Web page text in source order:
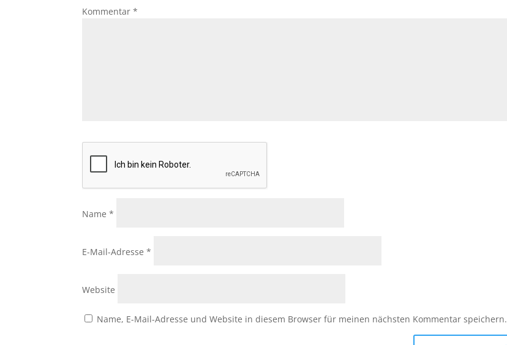
Kommentar*
Name*
E-Mail-Adresse*
Website
Name, E-Mail-Adresse und Website in diesem Browser für meinen nächsten Kommentar speichern.